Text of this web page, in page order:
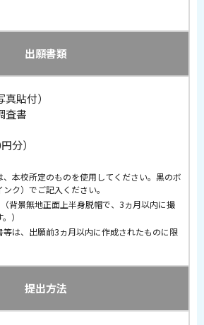
出願書類
貼付）
査書
分）
、本校所定のものを使用してください。黒のボ
ク）でご記入ください。
背景無地正面上半身脱帽で、3ヵ月以内に撮
）
は、出願前3ヵ月以内に作成されたものに限
提出方法